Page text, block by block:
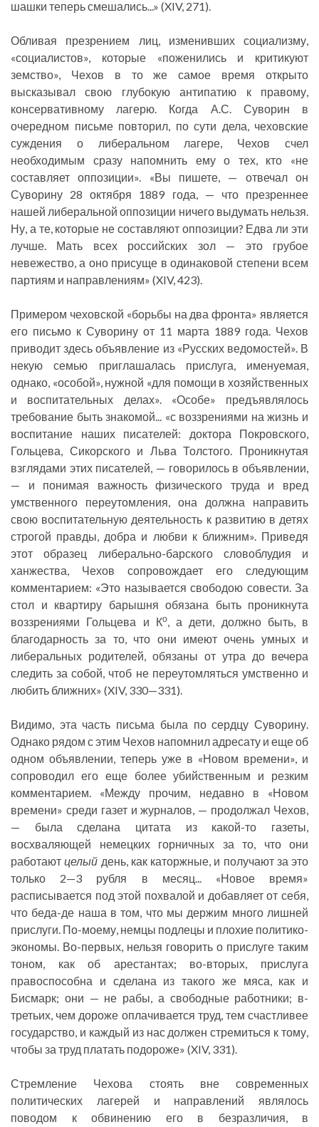
шашки теперь смешались...» (XIV, 271).
Обливая презрением лиц, изменивших социализму,
«социалистов», которые «поженились и критикуют
земство», Чехов в то же самое время открыто
высказывал свою глубокую антипатию к правому,
консервативному лагерю. Когда А.С. Суворин в
очередном письме повторил, по сути дела, чеховские
суждения о либеральном лагере, Чехов счел
необходимым сразу напомнить ему о тех, кто «не
составляет оппозиции». «Вы пишете, — отвечал он
Суворину 28 октября 1889 года, — что презреннее
нашей либеральной оппозиции ничего выдумать нельзя.
Ну, а те, которые не составляют оппозиции? Едва ли эти
лучше. Мать всех российских зол — это грубое
невежество, а оно присуще в одинаковой степени всем
партиям и направлениям» (XIV, 423).
Примером чеховской «борьбы на два фронта» является
его письмо к Суворину от 11 марта 1889 года. Чехов
приводит здесь объявление из «Русских ведомостей». В
некую семью приглашалась прислуга, именуемая,
однако, «особой», нужной «для помощи в хозяйственных
и воспитательных делах». «Особе» предъявлялось
требование быть знакомой... «с воззрениями на жизнь и
воспитание наших писателей: доктора Покровского,
Гольцева, Сикорского и Льва Толстого. Проникнутая
взглядами этих писателей, — говорилось в объявлении,
— и понимая важность физического труда и вред
умственного переутомления, она должна направить
свою воспитательную деятельность к развитию в детях
строгой правды, добра и любви к ближним». Приведя
этот образец либерально-барского словоблудия и
ханжества, Чехов сопровождает его следующим
комментарием: «Это называется свободою совести. За
стол и квартиру барышня обязана быть проникнута
воззрениями Гольцева и Ко, а дети, должно быть, в
благодарность за то, что они имеют очень умных и
либеральных родителей, обязаны от утра до вечера
следить за собой, чтоб не переутомляться умственно и
любить ближних» (XIV, 330—331).
Видимо, эта часть письма была по сердцу Суворину.
Однако рядом с этим Чехов напомнил адресату и еще об
одном объявлении, теперь уже в «Новом времени», и
сопроводил его еще более убийственным и резким
комментарием. «Между прочим, недавно в «Новом
времени» среди газет и журналов, — продолжал Чехов,
— была сделана цитата из какой-то газеты,
восхваляющей немецких горничных за то, что они
работаютцелый день, как каторжные, и получают за это
только 2—3 рубля в месяц... «Новое время»
расписывается под этой похвалой и добавляет от себя,
что беда-де наша в том, что мы держим много лишней
прислуги. По-моему, немцы подлецы и плохие политико-
экономы. Во-первых, нельзя говорить о прислуге таким
тоном, как об арестантах; во-вторых, прислуга
правоспособна и сделана из такого же мяса, как и
Бисмарк; они — не рабы, а свободные работники; в-
третьих, чем дороже оплачивается труд, тем счастливее
государство, и каждый из нас должен стремиться к тому,
чтобы за труд платать подороже» (XIV, 331).
Стремление Чехова стоять вне современных
политических лагерей и направлений являлось
поводом к обвинению его в безразличия, в